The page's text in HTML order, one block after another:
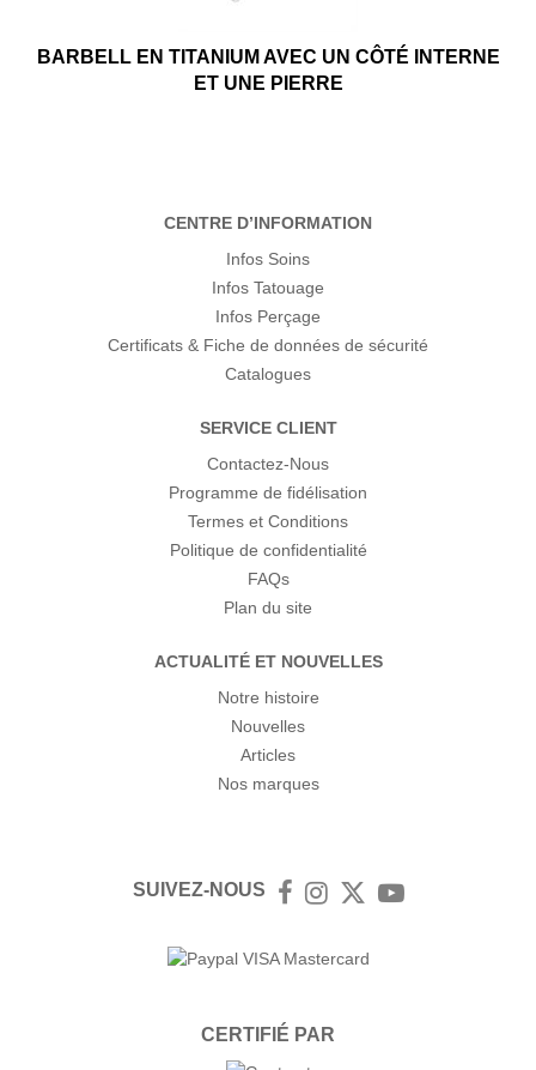
BARBELL EN TITANIUM AVEC UN CÔTÉ INTERNE
ET UNE PIERRE
CENTRE D’INFORMATION
Infos Soins
Infos Tatouage
Infos Perçage
Certificats & Fiche de données de sécurité
Catalogues
SERVICE CLIENT
Contactez-Nous
Programme de fidélisation
Termes et Conditions
Politique de confidentialité
FAQs
Plan du site
ACTUALITÉ ET NOUVELLES
Notre histoire
Nouvelles
Articles
Nos marques
SUIVEZ-NOUS FacebookInstagram
TwitterYouTube
CERTIFIÉ PAR